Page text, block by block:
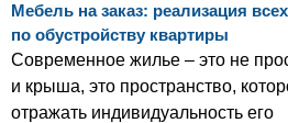
Мебель на заказ: реализация
по обустройству квартиры
Современное жилье – это не
и крыша, это пространство,
отражать индивидуальность его